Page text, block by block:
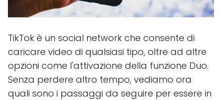
TikTok è un social network che consente di
caricare video di qualsiasi tipo, oltre ad altre
opzioni come l'attivazione della funzione Duo.
Senza perdere altro tempo, vediamo ora
quali sono i passaggi da seguire per essere in